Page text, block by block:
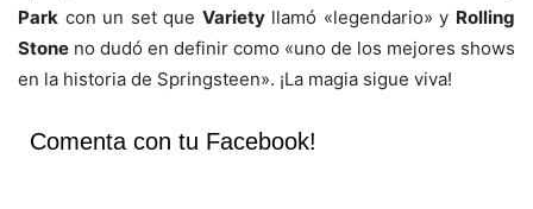
Park con un set que Varietyllamó «legendario» y Rolling
Stone no dudó en definir como «uno de los mejores shows
en la historia de Springsteen». ¡La magia sigue viva!
Comenta con tu Facebook!